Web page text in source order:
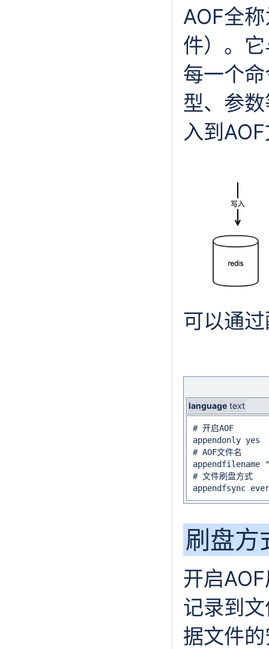
AOF全
件）。
每一个
型、参
入到
可以通
language text
# 开启AOF
appendonly yes
# AOF文件名
appendfilename
# 文件刷盘方式
appendfsync
刷盘方
开启
记录到
据文件